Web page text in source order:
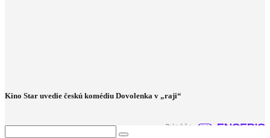
Kino Star uvedie českú komédiu Dovolenka v „raji“